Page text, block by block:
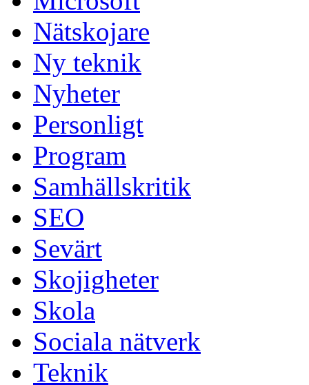
Nätskojare
Ny teknik
Nyheter
Personligt
Program
Samhällskritik
SEO
Sevärt
Skojigheter
Skola
Sociala nätverk
Teknik